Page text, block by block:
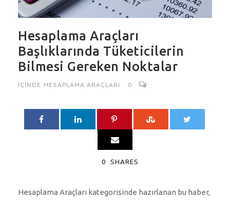
Hesaplama Araçları
Başlıklarında Tüketicilerin
Bilmesi Gereken Noktalar
IÇINDE HESAPLAMA ARAÇLARI 0
0 SHARES
Hesaplama Araçları kategorisinde hazırlanan bu haber,